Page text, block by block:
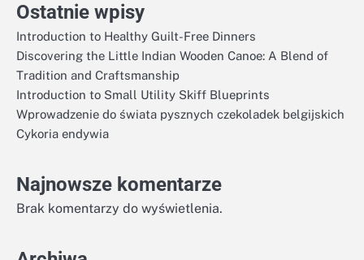
Ostatnie wpisy
Introduction to Healthy Guilt-Free Dinners
Discovering the Little Indian Wooden Canoe: A Blend of
Tradition and Craftsmanship
Introduction to Small Utility Skiff Blueprints
Wprowadzenie do świata pysznych czekoladek belgijskich
Cykoria endywia
Najnowsze komentarze
Brak komentarzy do wyświetlenia.